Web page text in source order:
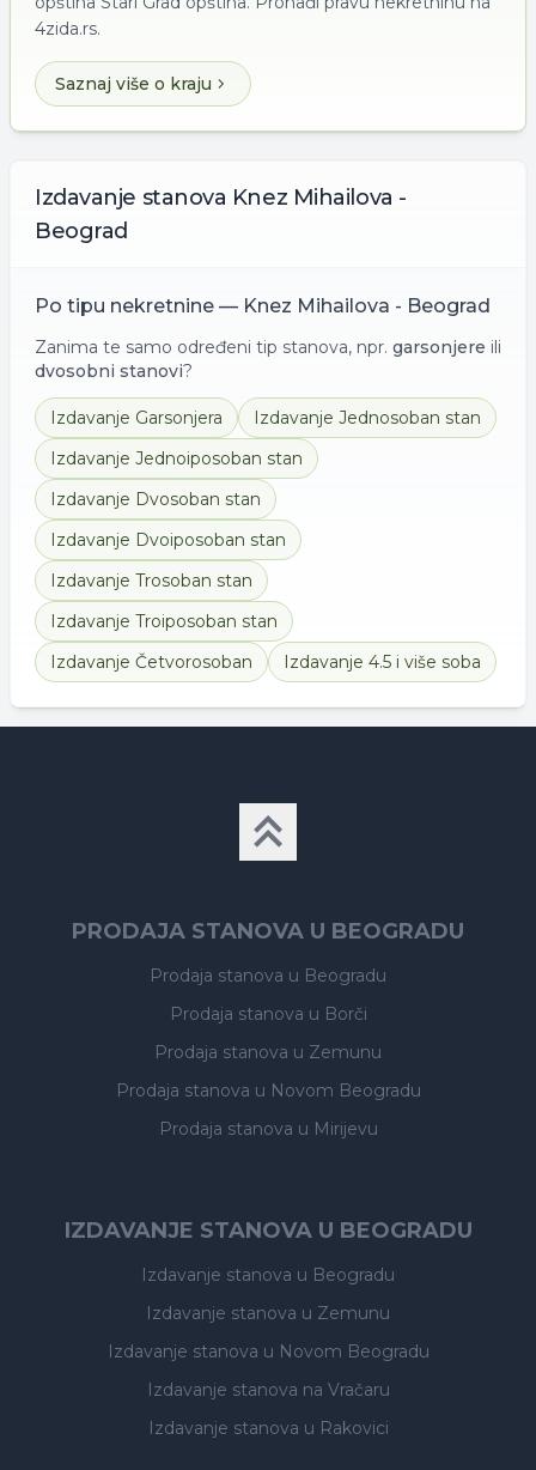
4zida.rs.
Saznaj više o kraju
Izdavanje stanova Knez Mihailova -
Beograd
Po tipu nekretnine — Knez Mihailova - Beograd
Zanima te samo određeni tip stanova, npr. garsonjere ili
dvosobni stanovi?
Izdavanje Garsonjera Izdavanje Jednosoban stan
Izdavanje Jednoiposoban stan
Izdavanje Dvosoban stan
Izdavanje Dvoiposoban stan
Izdavanje Trosoban stan
Izdavanje Troiposoban stan
Izdavanje Četvorosoban Izdavanje 4.5 i više soba
PRODAJA STANOVA U BEOGRADU
Prodaja stanova u Beogradu
Prodaja stanova u Borči
Prodaja stanova u Zemunu
Prodaja stanova u Novom Beogradu
Prodaja stanova u Mirijevu
IZDAVANJE STANOVA U BEOGRADU
Izdavanje stanova u Beogradu
Izdavanje stanova u Zemunu
Izdavanje stanova u Novom Beogradu
Izdavanje stanova na Vračaru
Izdavanje stanova u Rakovici